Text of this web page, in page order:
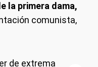
la primera dama,
comunista,